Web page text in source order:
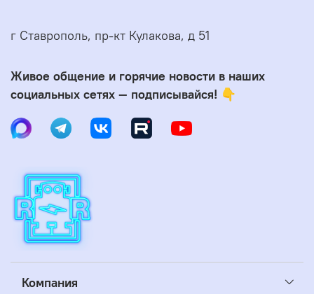
Компания
г Ставрополь, пр-кт Кулакова, д 51
Живое общение и горячие новости в наших
социальных сетях — подписывайся! 👇